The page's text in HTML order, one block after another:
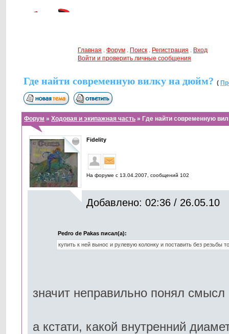
Главная . Форум . Поиск . Регистрация . Вход
Войти и проверить личные сообщения
Где найти современную вилку на дюйм? (
Форум » Ходовая и экипажная часть » Где найти современную
Fidelity
На форуме с 13.04.2007, cообщений 102
Добавлено: 02:36 / 26.05.10
Pedro de Pakas писал(а):
купить к ней вынос и рулевую колонку и поставить без резьбы
значит неправильно понял
а кстати, какой внутренний